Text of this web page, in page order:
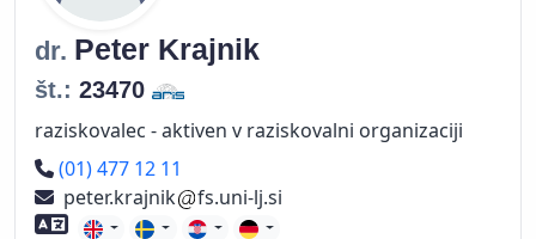
dr. Peter Krajnik
št.: 23470
raziskovalec - aktiven v raziskovalni organizaciji
Telefon
(01) 477 12 11
peter.krajnik
fs.uni-lj.si
Znanje tujih jezikov